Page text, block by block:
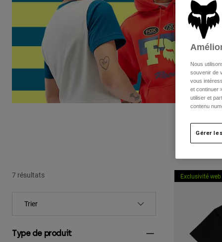
7 résultats
Type de produit
Exclusivité web
Nous
souvenir de
vous
et continuer
utiliser et
contenu
Gérer